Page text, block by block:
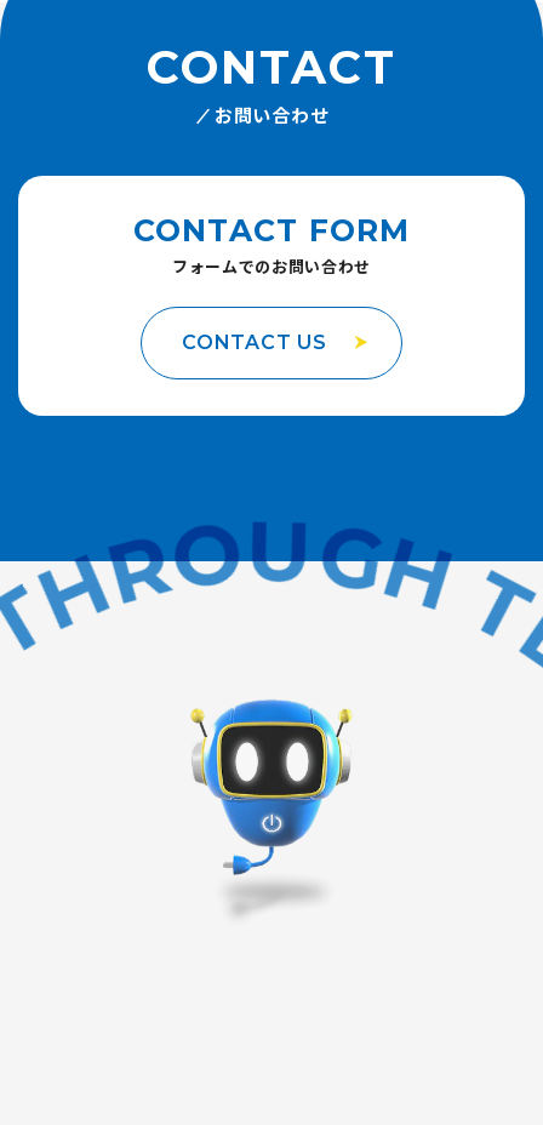
CONTACT
お問い合わせ
CONTACT FORM
フォームでのお問い合わせ
CONTACT US